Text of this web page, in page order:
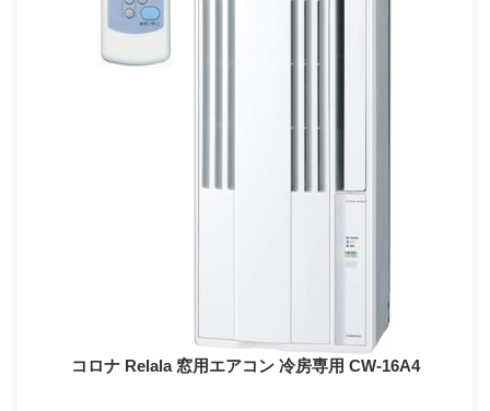
コロナ Relala 窓用エアコン 冷房専用 CW-16A4